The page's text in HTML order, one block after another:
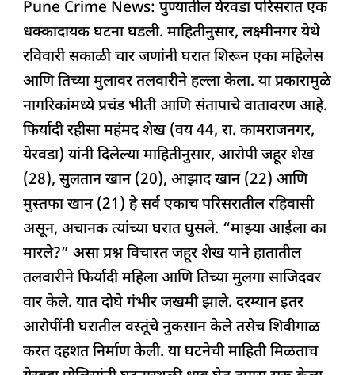
c
e
b
o
o
k
at
s
A
p
p
k
e
dI
n
re
a
d
s
e
g
ra
m
ar
e
Pune Crime News: पुण्यातील येरवडा परिसरात एक
धक्कादायक घटना घडली. माहितीनुसार, लक्ष्मीनगर येथे
रविवारी सकाळी चार जणांनी घरात शिरून एका महिलेस
आणि तिच्या मुलावर तलवारीने हल्ला केला. या प्रकारामुळे
नागरिकांमध्ये प्रचंड भीती आणि संतापाचे वातावरण आहे.
फिर्यादी रहीसा महंमद शेख (वय 44, रा. कामराजनगर,
येरवडा) यांनी दिलेल्या माहितीनुसार, आरोपी जहूर शेख
(28), सुलतान खान (20), आझाद खान (22) आणि
मुस्तफा खान (21) हे सर्व एकाच परिसरातील रहिवासी
असून, अचानक त्यांच्या घरात घुसले. “माझ्या आईला का
मारले?” असा प्रश्न विचारत जहूर शेख याने हातातील
तलवारीने फिर्यादी महिला आणि तिच्या मुलगा साजिदवर
वार केले. यात दोघे गंभीर जखमी झाले. दरम्यान इतर
आरोपींनी घरातील वस्तूंचे नुकसान केले तसेच शिवीगाळ
करत दहशत निर्माण केली. या घटनेची माहिती मिळताच
घुसून
महिलेस
व
मुलास
मारहाण